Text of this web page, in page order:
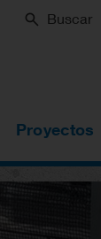
Buscar
Proyectos